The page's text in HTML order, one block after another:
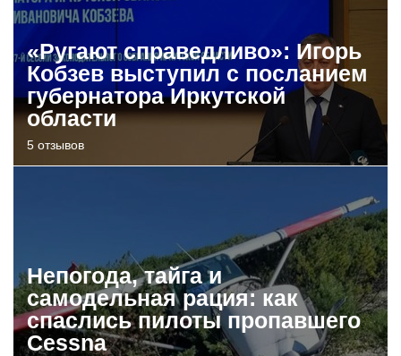
«Ругают справедливо»: Игорь
Кобзев выступил с посланием
губернатора Иркутской
области
5 отзывов
Непогода, тайга и
самодельная рация: как
спаслись пилоты пропавшего
Cessna